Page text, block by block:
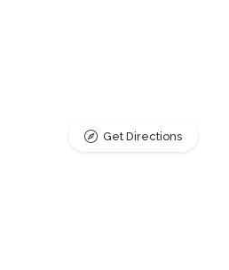
Get Directions